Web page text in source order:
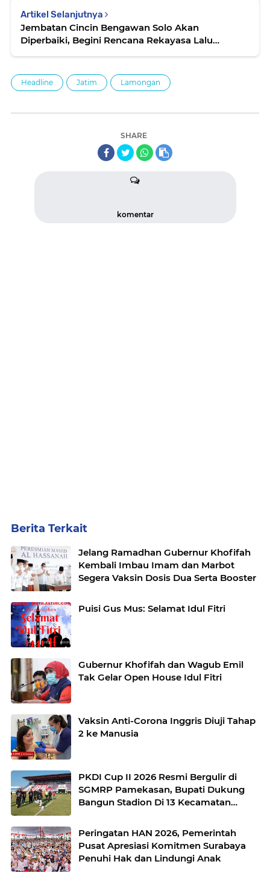
Artikel Selanjutnya
Jembatan Cincin Bengawan Solo Akan
Diperbaiki, Begini Rencana Rekayasa Lalu
Headline Jatim Lamongan
SHARE
komentar
Berita Terkait
Jelang Ramadhan Gubernur Khofifah
Kembali Imbau Imam dan Marbot
Segera Vaksin Dosis Dua Serta Booster
Puisi Gus Mus: Selamat Idul Fitri
Gubernur Khofifah dan Wagub Emil
Tak Gelar Open House Idul Fitri
Vaksin Anti-Corona Inggris Diuji Tahap
2 ke Manusia
PKDI Cup II 2026 Resmi Bergulir di
SGMRP Pamekasan, Bupati Dukung
Bangun Stadion Di 13 Kecamatan
Peringatan HAN 2026, Pemerintah
Pusat Apresiasi Komitmen Surabaya
Penuhi Hak dan Lindungi Anak